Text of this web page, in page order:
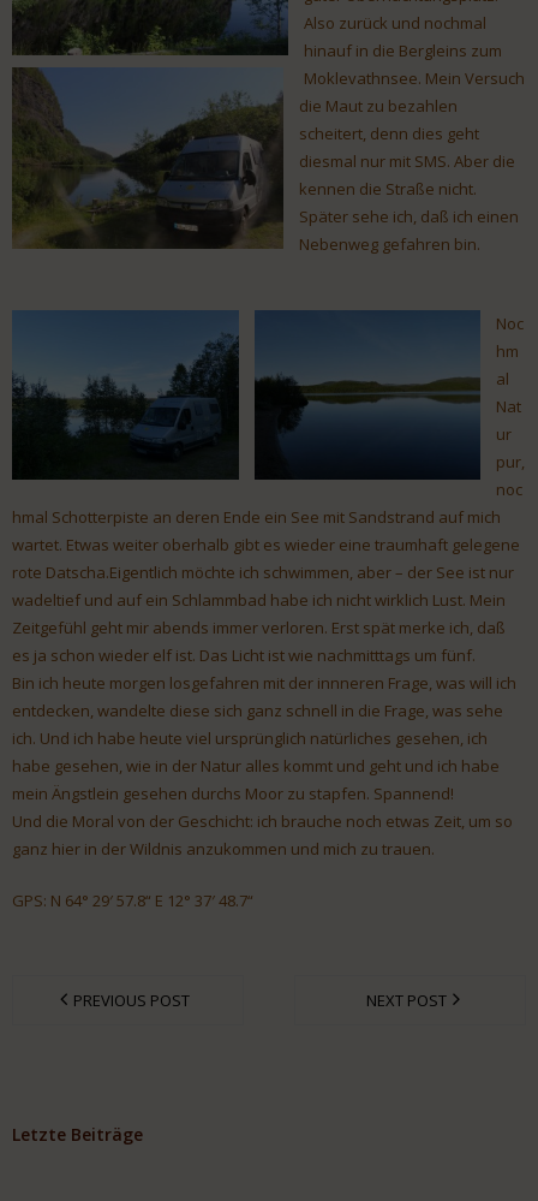
Also zurück und nochmal
hinauf in die Bergleins zum
Moklevathnsee. Mein Versuch
die Maut zu bezahlen
scheitert, denn dies geht
diesmal nur mit SMS. Aber die
kennen die Straße nicht.
Später sehe ich, daß ich einen
Nebenweg gefahren bin.
Noc
hm
al
Nat
ur
pur,
noc
hmal Schotterpiste an deren Ende ein See mit Sandstrand auf mich
wartet. Etwas weiter oberhalb gibt es wieder eine traumhaft gelegene
rote Datscha.Eigentlich möchte ich schwimmen, aber – der See ist nur
wadeltief und auf ein Schlammbad habe ich nicht wirklich Lust. Mein
Zeitgefühl geht mir abends immer verloren. Erst spät merke ich, daß
es ja schon wieder elf ist. Das Licht ist wie nachmitttags um fünf.
Bin ich heute morgen losgefahren mit der innneren Frage, was will ich
entdecken, wandelte diese sich ganz schnell in die Frage, was sehe
ich. Und ich habe heute viel ursprünglich natürliches gesehen, ich
habe gesehen, wie in der Natur alles kommt und geht und ich habe
mein Ängstlein gesehen durchs Moor zu stapfen. Spannend!
Und die Moral von der Geschicht: ich brauche noch etwas Zeit, um so
ganz hier in der Wildnis anzukommen und mich zu trauen.
GPS: N 64° 29′ 57.8“ E 12° 37′ 48.7“
PREVIOUS POST NEXT POST
Letzte Beiträge